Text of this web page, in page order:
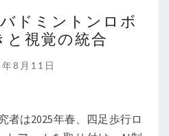
の
AI
バ
ン
ドミントンロボ
と視覚の統合
8月11日
者は2025年春、四足歩行ロ